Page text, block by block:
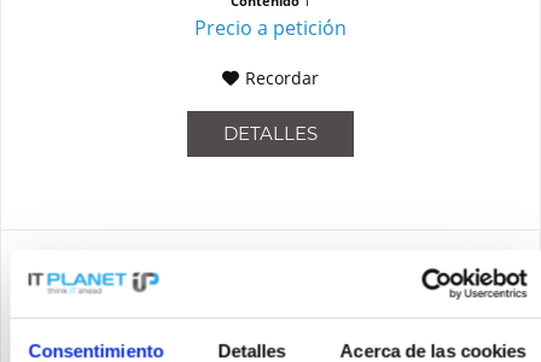
Consentimiento Detalles Acerca de las cookies
Precio a petición
Recordar
DETALLES